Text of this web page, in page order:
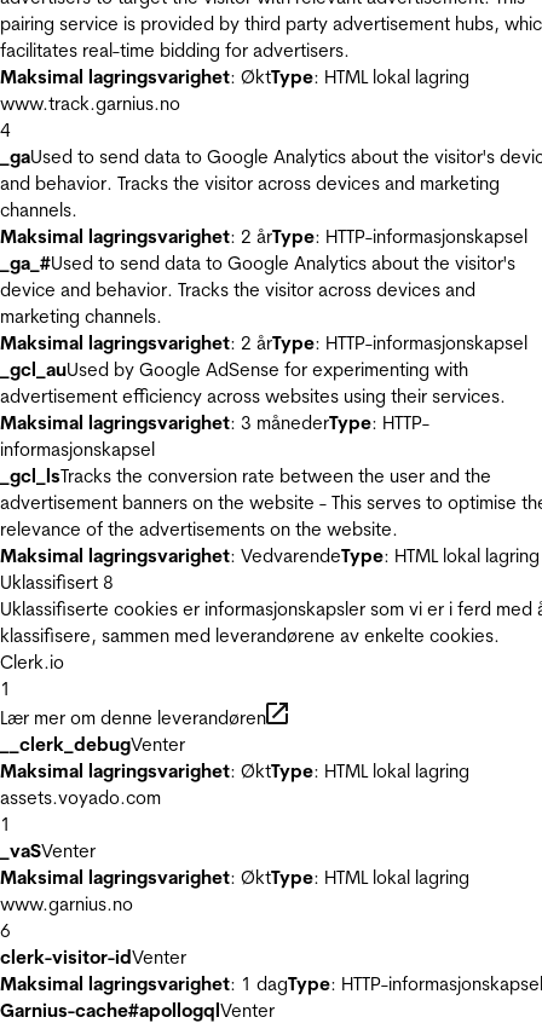
pairing service is provided by third party advertisement hubs,
facilitates real-time bidding for advertisers.
Maksimal lagringsvarighet: ØktType: HTML lokal lagring
www.track.garnius.no
4
_gaUsed to send data to Google Analytics about the visitor's
and behavior. Tracks the visitor across devices and marketing
channels.
Maksimal lagringsvarighet: 2 årType: HTTP-informasjonskapsel
_ga_#Used to send data to Google Analytics about the visitor's
device and behavior. Tracks the visitor across devices and
marketing channels.
Maksimal lagringsvarighet: 2 årType: HTTP-informasjonskapsel
_gcl_auUsed by Google AdSense for experimenting with
advertisement efficiency across websites using their services.
Maksimal lagringsvarighet: 3 månederType: HTTP-
informasjonskapsel
_gcl_lsTracks the conversion rate between the user and the
advertisement banners on the website - This serves to optimise
relevance of the advertisements on the website.
Maksimal lagringsvarighet: VedvarendeType: HTML lokal lagring
Uklassifisert 8
Uklassifiserte cookies er informasjonskapsler som vi er i ferd med
klassifisere, sammen med leverandørene av enkelte cookies.
Clerk.io
1
Lær mer om denne leverandøren
__clerk_debugVenter
Maksimal lagringsvarighet: ØktType: HTML lokal lagring
assets.voyado.com
1
_vaSVenter
Maksimal lagringsvarighet: ØktType: HTML lokal lagring
www.garnius.no
6
clerk-visitor-idVenter
Maksimal lagringsvarighet: 1 dagType: HTTP-informasjonskapsel
Garnius-cache#apollogqlVenter